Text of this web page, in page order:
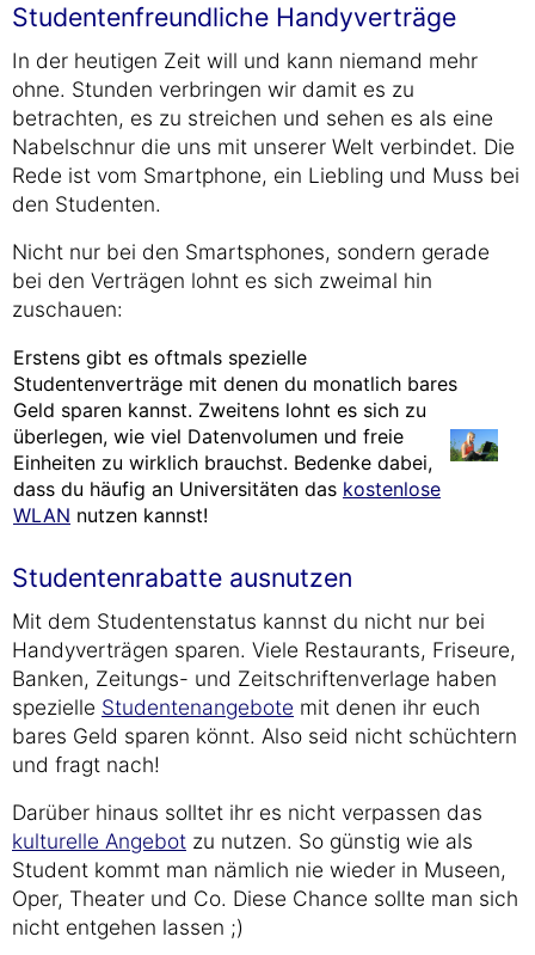
Studentenfreundliche Handyverträge
In der heutigen Zeit will und kann niemand mehr
ohne. Stunden verbringen wir damit es zu
betrachten, es zu streichen und sehen es als eine
Nabelschnur die uns mit unserer Welt verbindet. Die
Rede ist vom Smartphone, ein Liebling und Muss bei
den Studenten.
Nicht nur bei den Smartsphones, sondern gerade
bei den Verträgen lohnt es sich zweimal hin
zuschauen:
Erstens gibt es oftmals spezielle
Studentenverträge mit denen du monatlich bares
Geld sparen kannst. Zweitens lohnt es sich zu
überlegen, wie viel Datenvolumen und freie
Einheiten zu wirklich brauchst. Bedenke dabei,
dass du häufig an Universitäten das kostenlose
WLAN nutzen kannst!
Studentenrabatte ausnutzen
Mit dem Studentenstatus kannst du nicht nur bei
Handyverträgen sparen. Viele Restaurants, Friseure,
Banken, Zeitungs- und Zeitschriftenverlage haben
spezielle Studentenangebote mit denen ihr euch
bares Geld sparen könnt. Also seid nicht schüchtern
und fragt nach!
Darüber hinaus solltet ihr es nicht verpassen das
kulturelle Angebot zu nutzen. So günstig wie als
Student kommt man nämlich nie wieder in Museen,
Oper, Theater und Co. Diese Chance sollte man sich
nicht entgehen lassen ;)